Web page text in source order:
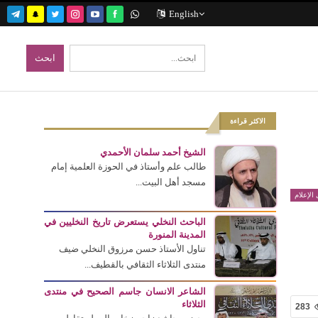
English
283
الاكثر قراءة
الشيخ أحمد سلمان الأحمدي
طالب علم وأستاذ في الحوزة العلمية إمام
مسجد أهل البيت...
الباحث النخلي يستعرض تاريخ النخليين في
المدينة المنورة
تناول الأستاذ حسن مرزوق النخلي ضيف
منتدى الثلاثاء الثقافي بالقطيف...
الشاعر الانسان جاسم الصحيح في منتدى
الثلاثاء